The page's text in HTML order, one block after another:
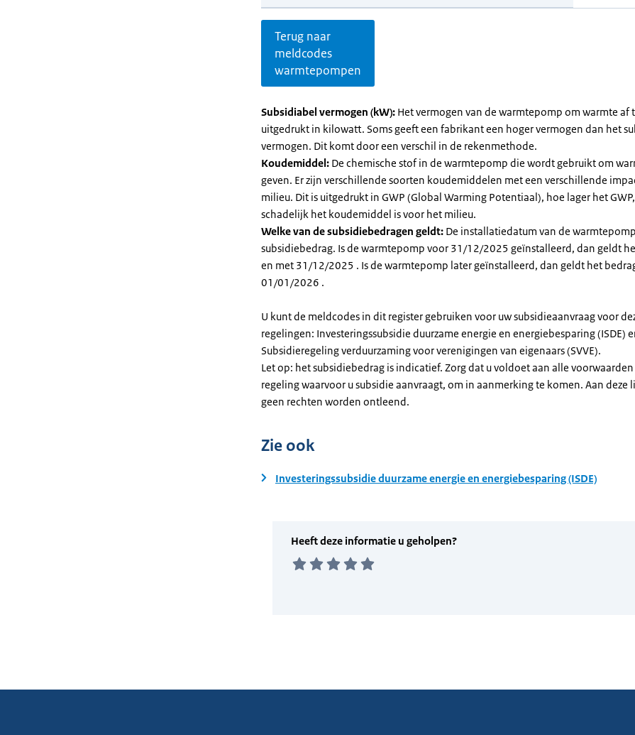
Terug naar
meldcodes
warmtepompen
Subsidiabel vermogen (kW): Het vermogen van de warmtepomp om warmte af
uitgedrukt in kilowatt. Soms geeft een fabrikant een hoger vermogen dan het
vermogen. Dit komt door een verschil in de rekenmethode.
Koudemiddel: De chemische stof in de warmtepomp die wordt gebruikt om
geven. Er zijn verschillende soorten koudemiddelen met een verschillende
milieu. Dit is uitgedrukt in GWP (Global Warming Potentiaal), hoe lager het
schadelijk het koudemiddel is voor het milieu.
Welke van de subsidiebedragen geldt: De installatiedatum van de
subsidiebedrag. Is de warmtepomp voor 31/12/2025 geïnstalleerd, dan geldt
en met 31/12/2025 . Is de warmtepomp later geïnstalleerd, dan geldt het
01/01/2026 .
U kunt de meldcodes in dit register gebruiken voor uw subsidieaanvraag voor
regelingen: Investeringssubsidie duurzame energie en energiebesparing (ISDE)
Subsidieregeling verduurzaming voor verenigingen van eigenaars (SVVE).
Let op: het subsidiebedrag is indicatief. Zorg dat u voldoet aan alle voorwaarden
regeling waarvoor u subsidie aanvraagt, om in aanmerking te komen. Aan deze
geen rechten worden ontleend.
Zie ook
Investeringssubsidie duurzame energie en energiebesparing (ISDE)